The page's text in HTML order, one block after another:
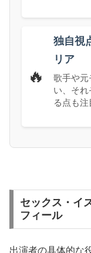
🔥
独自視
リア
歌手や元
い、そ
る点も注
セックス・イ
フィール
出演者の具体的な